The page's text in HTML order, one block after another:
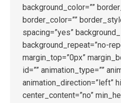
background_color=””
border_color=””
spacing=”yes”
background_repeat=”no-
margin_top=”0px”
id=”” animation_type=””
animation_direction=”left”
center_content=”no”